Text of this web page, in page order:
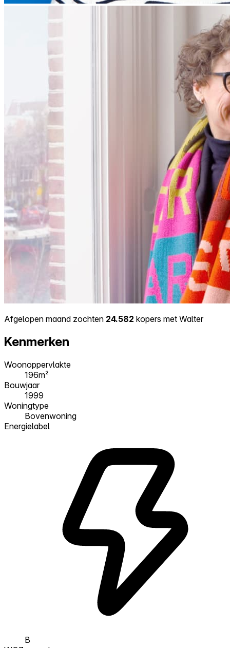
Afgelopen maand zochten 24.582 kopers met Walter
Kenmerken
Woonoppervlakte
196m²
Bouwjaar
1999
Woningtype
Bovenwoning
Energielabel
B